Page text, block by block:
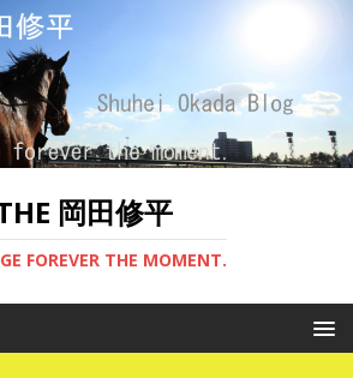
岡田修平
FOREVER THE MOMENT.